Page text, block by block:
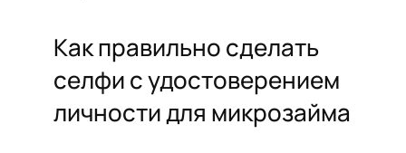
Как правильно сделать
селфи с удостоверением
личности для микрозайма